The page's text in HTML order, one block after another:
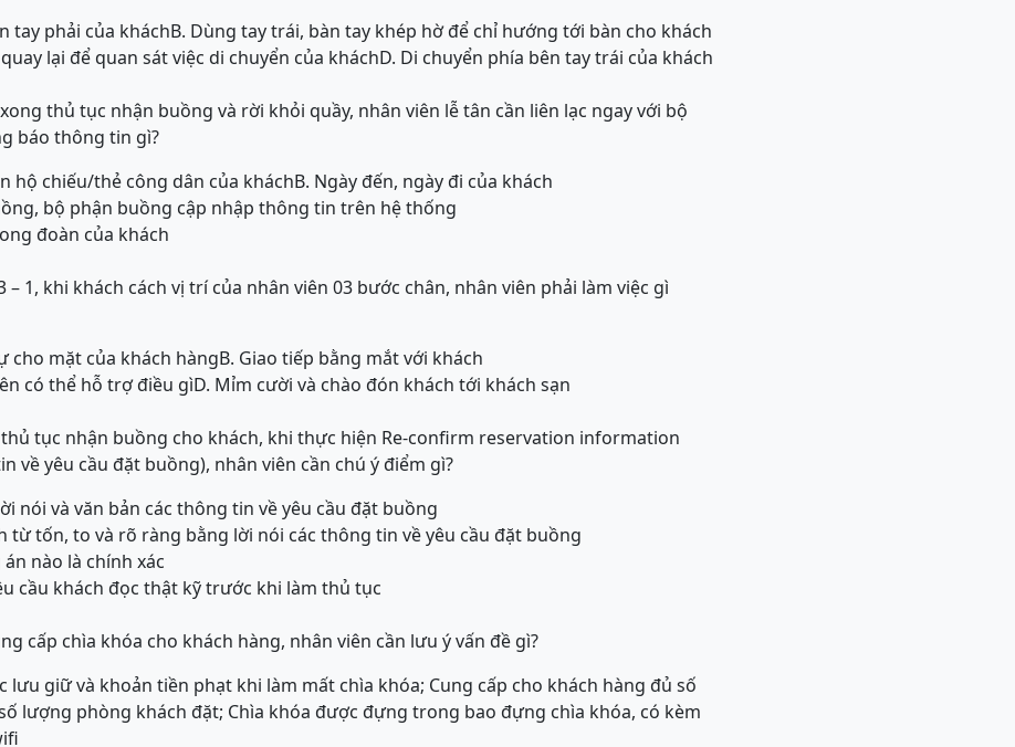
tay phải của kháchB. Dùng tay trái, bàn tay khép hờ để chỉ hướng tới bàn cho khách
lại để quan sát việc di chuyển của kháchD. Di chuyển phía bên tay trái của khách
thủ tục nhận buồng và rời khỏi quầy, nhân viên lễ tân cần liên lạc ngay với bộ
báo thông tin gì?
hộ chiếu/thẻ công dân của kháchB. Ngày đến, ngày đi của khách
bộ phận buồng cập nhập thông tin trên hệ thống
đoàn của khách
– 1, khi khách cách vị trí của nhân viên 03 bước chân, nhân viên phải làm việc gì
cho mặt của khách hàngB. Giao tiếp bằng mắt với khách
có thể hỗ trợ điều gìD. Mỉm cười và chào đón khách tới khách sạn
tục nhận buồng cho khách, khi thực hiện Re-confirm reservation information
về yêu cầu đặt buồng), nhân viên cần chú ý điểm gì?
nói và văn bản các thông tin về yêu cầu đặt buồng
từ tốn, to và rõ ràng bằng lời nói các thông tin về yêu cầu đặt buồng
nào là chính xác
cầu khách đọc thật kỹ trước khi làm thủ tục
cấp chìa khóa cho khách hàng, nhân viên cần lưu ý vấn đề gì?
lưu giữ và khoản tiền phạt khi làm mất chìa khóa; Cung cấp cho khách hàng đủ số
lượng phòng khách đặt; Chìa khóa được đựng trong bao đựng chìa khóa, có kèm